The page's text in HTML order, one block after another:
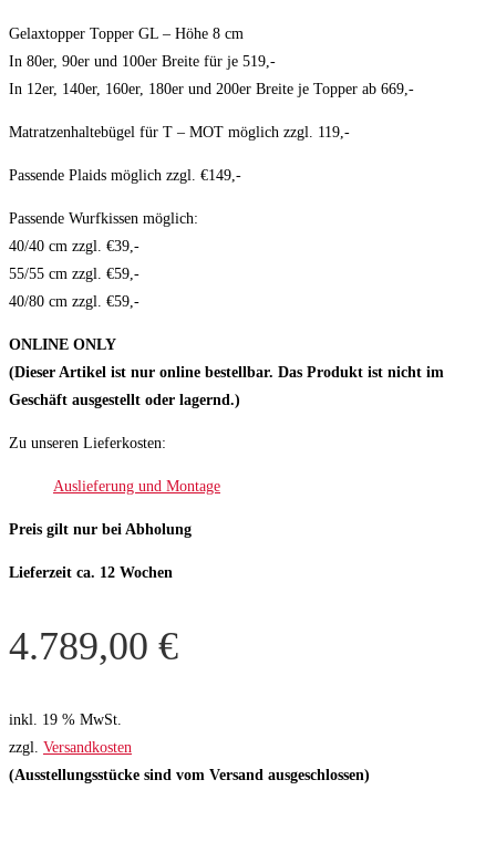
Gelaxtopper Topper GL – Höhe 8 cm
In 80er, 90er und 100er Breite für je 519,-
In 12er, 140er, 160er, 180er und 200er Breite je Topper ab 669,-
Matratzenhaltebügel für T – MOT möglich zzgl. 119,-
Passende Plaids möglich zzgl. €149,-
Passende Wurfkissen möglich:
40/40 cm zzgl. €39,-
55/55 cm zzgl. €59,-
40/80 cm zzgl. €59,-
ONLINE ONLY
(Dieser Artikel ist nur online bestellbar. Das Produkt ist nicht im
Geschäft ausgestellt oder lagernd.)
Zu unseren Lieferkosten:
Auslieferung und Montage
Preis gilt nur bei Abholung
Lieferzeit ca. 12 Wochen
4.789,00 €
inkl. 19 % MwSt.
zzgl. Versandkosten
(Ausstellungsstücke sind vom Versand ausgeschlossen)